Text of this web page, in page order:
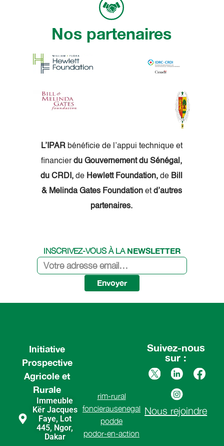
Nos partenaires
L’IPARbénéficie de l’appui technique et
financierdu Gouvernement du Sénégal,
du CRDI, de Hewlett Foundation, de Bill
& Melinda Gates Foundation et d’autres
partenaires.
INSCRIVEZ-VOUS À LA NEWSLETTER
Envoyer
Initiative
Prospective
Agricole et
Rurale
Immeuble
Kër Jacques
Faye, Lot
445, Ngor,
Dakar
rim-rural
foncierausenegal
podde
podor-en-action
Suivez-nous
sur :
Nous rejoindre